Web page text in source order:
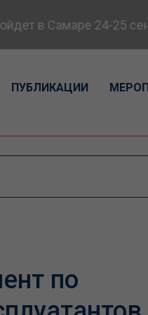
в Самаре 24-25
ПУБЛИКАЦИИ
по